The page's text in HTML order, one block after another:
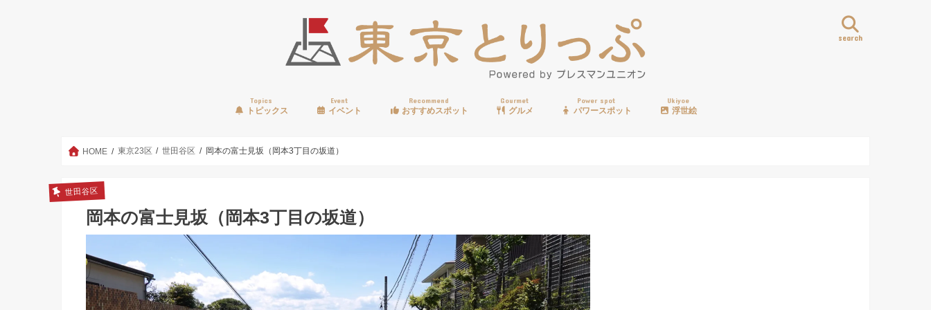
search
Topics
トピックス
Event
イベント
Recommend
おすすめスポット
Gourmet
グルメ
Power spot
パワースポット
Ukiyoe
浮世絵
HOME 東京23区 世田谷区 岡本の富士見坂（岡本3丁目の坂道）
世田谷区
岡本の富士見坂（岡本3丁目の坂道）